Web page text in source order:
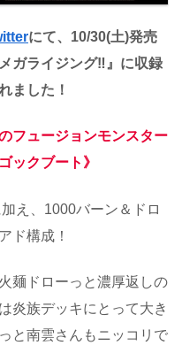
にて、10/30(土)発売
ガライジング‼』に収録
ました！
フュージョンモンスター
ックブート》
え、1000バーン＆ドロ
ド構成！
麺ドローっと濃厚返しの
炎族デッキにとって大き
と南雲さんもニッコリで